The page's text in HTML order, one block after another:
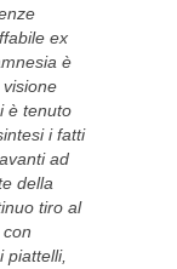
ex
è
è tenuto
i fatti
ad
della
tiro al
piattelli,